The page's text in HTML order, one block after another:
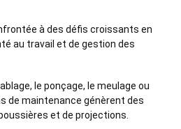
à des défis croissants en
au travail et de gestion des
le ponçage, le meulage ou
de maintenance génèrent des
et de projections.